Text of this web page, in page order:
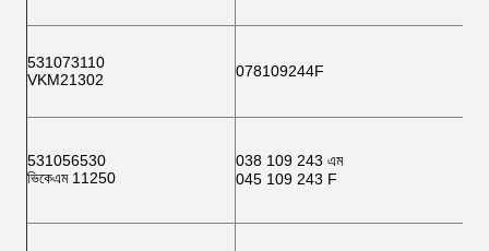
531073110
VKM21302
078109244F
531056530
ভিকেএম 11250
038 109 243 এম
045 109 243 F